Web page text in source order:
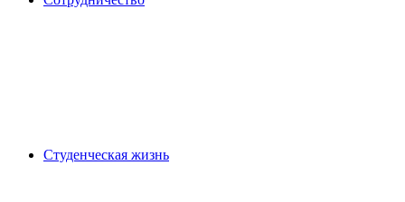
Студенческая жизнь